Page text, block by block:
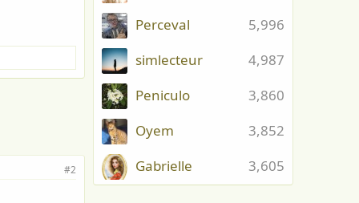
#2
5,996
Perceval
4,987
simlecteur
3,860
Peniculo
3,852
Oyem
3,605
Gabrielle